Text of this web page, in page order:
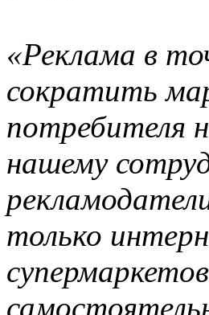
«Реклама в
сократить
потребителя
нашему
только